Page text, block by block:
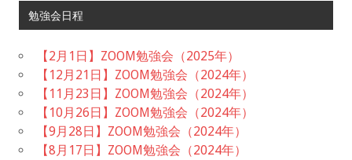
勉強会日程
【2月1日】ZOOM勉強会（2025年）
【12月21日】ZOOM勉強会（2024年）
【11月23日】ZOOM勉強会（2024年）
【10月26日】ZOOM勉強会（2024年）
【9月28日】ZOOM勉強会（2024年）
【8月17日】ZOOM勉強会（2024年）